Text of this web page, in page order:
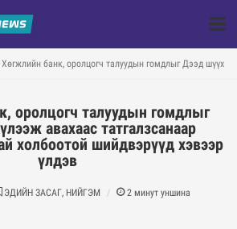
Хөгжлийн банк, оролцогч талуудын гомдлыг Дээд шүүх
оролцогч талуудын гомдлыг
авахаас татгалзсанаар
холбоотой шийдвэрүүд хэвээр
үлдэв
ЭДИЙН ЗАСАГ, НИЙГЭМ 2 минут уншина